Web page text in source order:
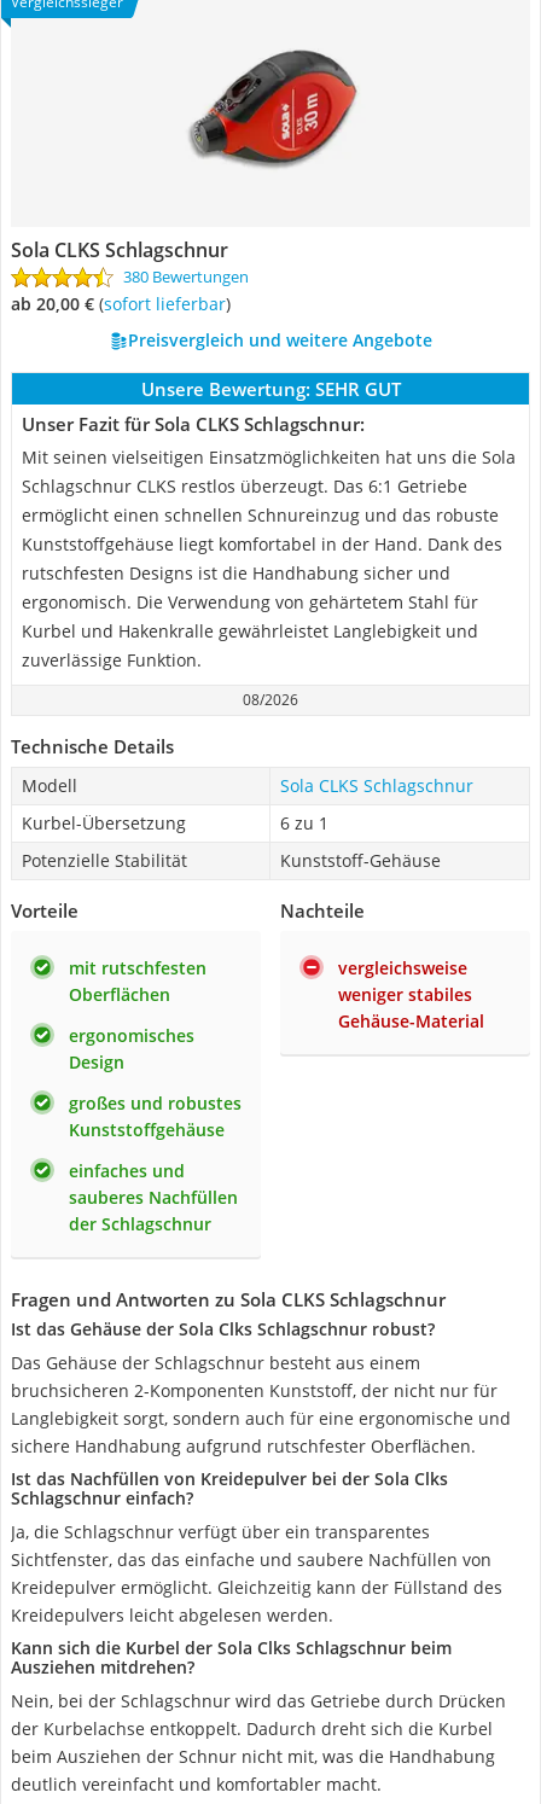
Sola CLKS Schlagschnur
380 Bewertungen
ab 20,00 € ( Sofort lieferbar)
Preisvergleich und weitere Angebote
Unsere Bewertung: SEHR GUT
Unser Fazit für Sola CLKS Schlagschnur:
Mit seinen vielseitigen Einsatzmöglichkeiten hat uns die Sola
Schlagschnur CLKS restlos überzeugt. Das 6:1 Getriebe
ermöglicht einen schnellen Schnureinzug und das robuste
Kunststoffgehäuse liegt komfortabel in der Hand. Dank des
rutschfesten Designs ist die Handhabung sicher und
ergonomisch. Die Verwendung von gehärtetem Stahl für
Kurbel und Hakenkralle gewährleistet Langlebigkeit und
zuverlässige Funktion.
08/2026
Technische Details
Modell
Sola CLKS Schlagschnur
Kurbel-Übersetzung
6 zu 1
Potenzielle Stabilität
Kunststoff-Gehäuse
Vorteile
mit rutschfesten
Oberflächen
ergonomisches
Design
großes und robustes
Kunststoffgehäuse
einfaches und
sauberes Nachfüllen
der Schlagschnur
Nachteile
vergleichsweise
weniger stabiles
Gehäuse-Material
Fragen und Antworten zu Sola CLKS Schlagschnur
Ist das Gehäuse der Sola Clks Schlagschnur robust?
Das Gehäuse der Schlagschnur besteht aus einem
bruchsicheren 2-Komponenten Kunststoff, der nicht nur für
Langlebigkeit sorgt, sondern auch für eine ergonomische und
sichere Handhabung aufgrund rutschfester Oberflächen.
Ist das Nachfüllen von Kreidepulver bei der Sola Clks
Schlagschnur einfach?
Ja, die Schlagschnur verfügt über ein transparentes
Sichtfenster, das das einfache und saubere Nachfüllen von
Kreidepulver ermöglicht. Gleichzeitig kann der Füllstand des
Kreidepulvers leicht abgelesen werden.
Kann sich die Kurbel der Sola Clks Schlagschnur beim
Ausziehen mitdrehen?
Nein, bei der Schlagschnur wird das Getriebe durch Drücken
der Kurbelachse entkoppelt. Dadurch dreht sich die Kurbel
beim Ausziehen der Schnur nicht mit, was die Handhabung
deutlich vereinfacht und komfortabler macht.